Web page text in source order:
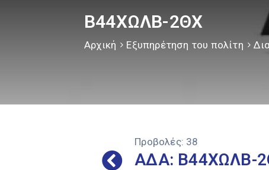
Β44ΧΩΛΒ-2ΘΧ
Αρχική Εξυπηρέτηση του πολίτη
Προβολές: 38
ΑΔΑ: Β44ΧΩΛΒ-